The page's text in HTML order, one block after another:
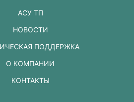
АСУ ТП
НОВОСТИ
ПОДДЕРЖКА
О КОМПАНИИ
КОНТАКТЫ